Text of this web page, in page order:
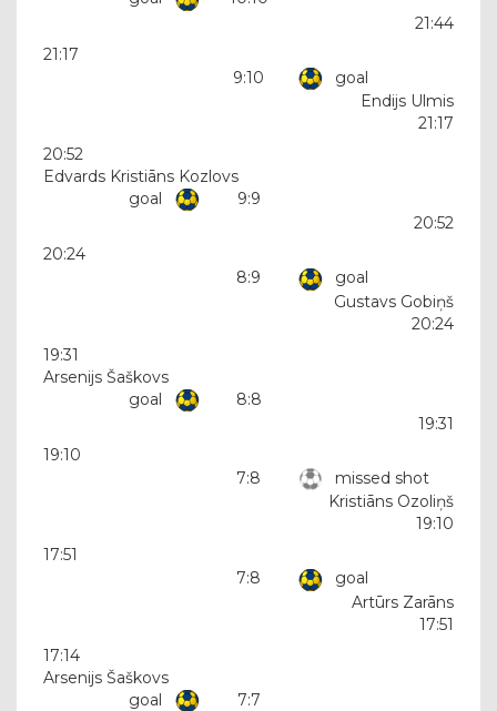
21:44
21:17
9:10
goal
Endijs Ulmis
21:17
20:52
Edvards Kristiāns Kozlovs
goal
9:9
20:52
20:24
8:9
goal
Gustavs Gobiņš
20:24
19:31
Arsenijs Šaškovs
goal
8:8
19:31
19:10
7:8
missed shot
Kristiāns Ozoliņš
19:10
17:51
7:8
goal
Artūrs Zarāns
17:51
17:14
Arsenijs Šaškovs
goal
7:7